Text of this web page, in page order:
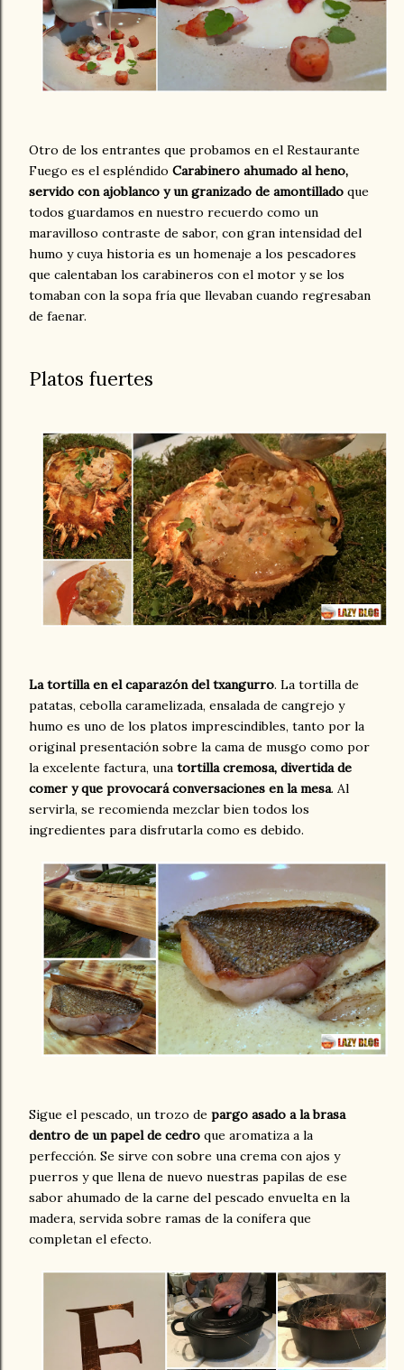
Otro de los entrantes que probamos en el Restaurante
Fuego es el espléndido Carabinero ahumado al heno,
servido con ajoblanco y un granizado de amontillado que
todos guardamos en nuestro recuerdo como un
maravilloso contraste de sabor, con gran intensidad del
humo y cuya historia es un homenaje a los pescadores
que calentaban los carabineros con el motor y se los
tomaban con la sopa fría que llevaban cuando regresaban
de faenar.
Platos fuertes
La tortilla en el caparazón del txangurro. La tortilla de
patatas, cebolla caramelizada, ensalada de cangrejo y
humo es uno de los platos imprescindibles, tanto por la
original presentación sobre la cama de musgo como por
la excelente factura, una tortilla cremosa, divertida de
comer y que provocará conversaciones en la mesa. Al
servirla, se recomienda mezclar bien todos los
ingredientes para disfrutarla como es debido.
Sigue el pescado, un trozo de pargo asado a la brasa
dentro de un papel de cedro que aromatiza a la
perfección. Se sirve con sobre una crema con ajos y
puerros y que llena de nuevo nuestras papilas de ese
sabor ahumado de la carne del pescado envuelta en la
madera, servida sobre ramas de la conífera que
completan el efecto.